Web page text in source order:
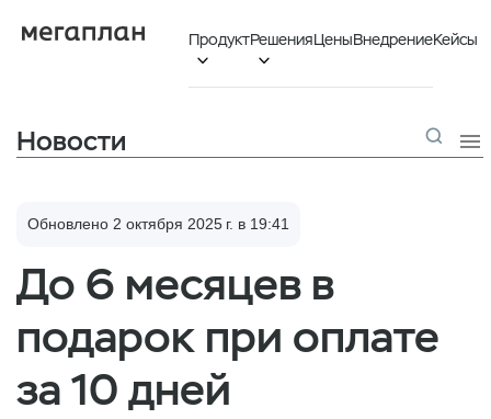
Продукт

Решения

ЦеныВнедрениеКейсы
Новости 
Обновлено 2 октября 2025 г. в 19:41
До 6 месяцев в
подарок при оплате
за 10 дней